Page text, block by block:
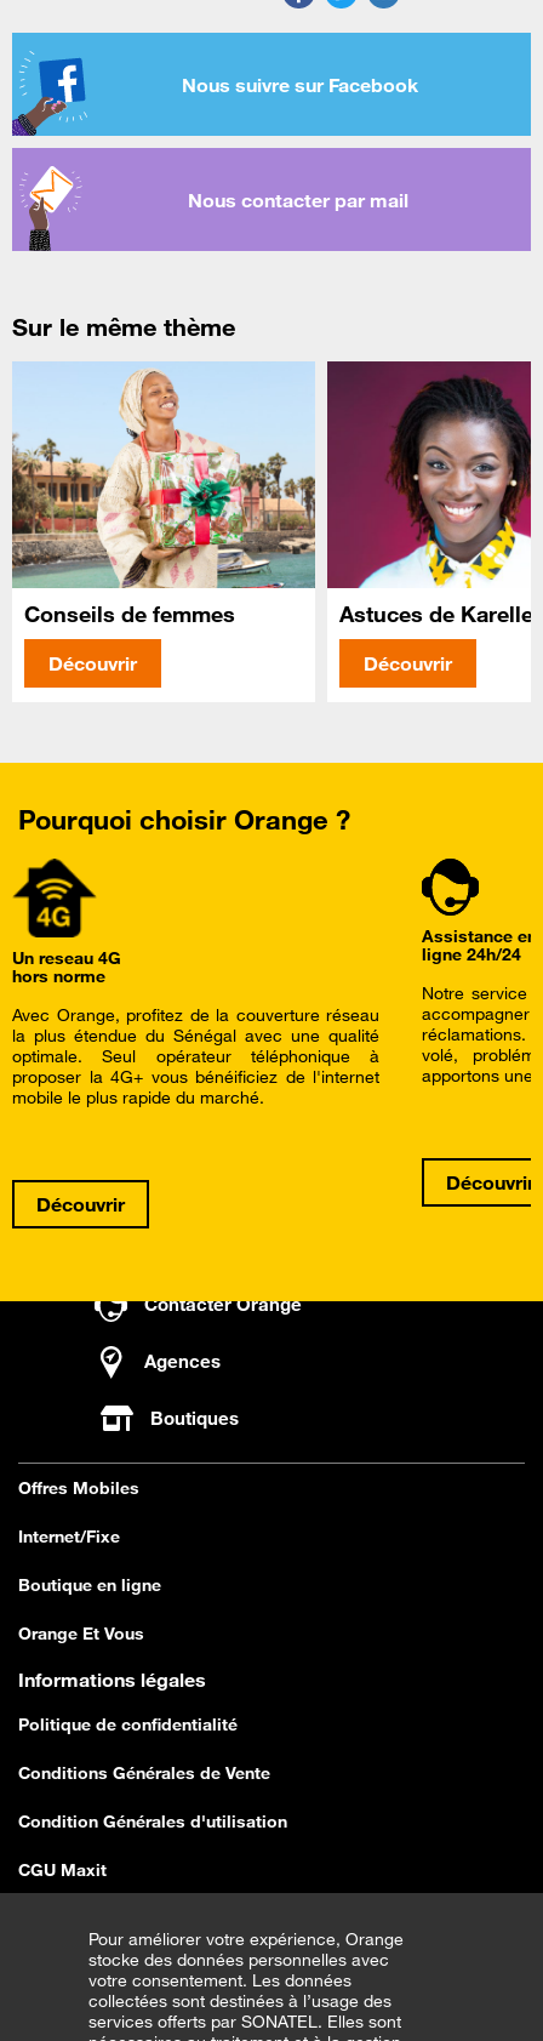
Nous suivre sur Facebook
Nous contacter par mail
Sur le même thème
Conseils de femmes
Découvrir
Astuces de Karelle
Découvrir
Pourquoi choisir Orange ?
Un reseau 4G
hors norme
Avec Orange, profitez de la couverture réseau
la plus étendue du Sénégal avec une qualité
optimale. Seul opérateur téléphonique à
proposer la 4G+ vous bénéificiez de l'internet
mobile le plus rapide du marché.
Découvrir
Assistance en
ligne 24h/24
Notre service
accompagner
réclamations.
volé,
apportons une
Découvrir
Pour améliorer votre expérience, Orange
stocke des données personnelles avec
votre consentement. Les données
collectées sont destinées à l’usage des
services offerts par SONATEL. Elles sont
Contacter Orange
Agences
Boutiques
Offres Mobiles
Internet/Fixe
Boutique en ligne
Orange Et Vous
Informations légales
Politique de confidentialité
Conditions Générales de Vente
Condition Générales d'utilisation
CGU Maxit
Traitement erreurs de vente SEDDO
Couverture Réseau